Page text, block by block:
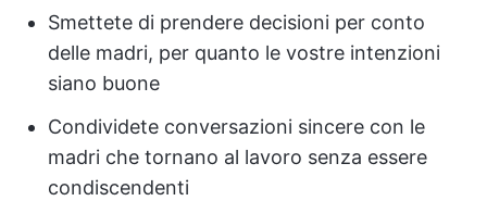
Smettete di prendere decisioni per conto
delle madri, per quanto le vostre intenzioni
siano buone
Condividete conversazioni sincere con le
madri che tornano al lavoro senza essere
condiscendenti